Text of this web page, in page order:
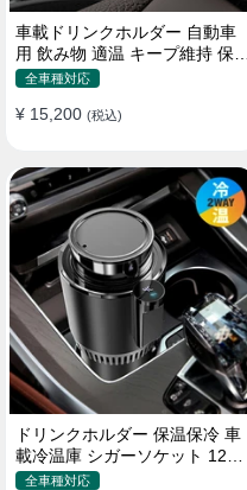
車載ドリンクホルダー 自動車
用 飲み物 適温 キープ維持 保温
冷機能付き
全車種対応
¥ 15,200 (税込)
ドリンクホルダー 保温保冷 車
載冷温庫 シガーソケット 12V
車用 車中泊
全車種対応